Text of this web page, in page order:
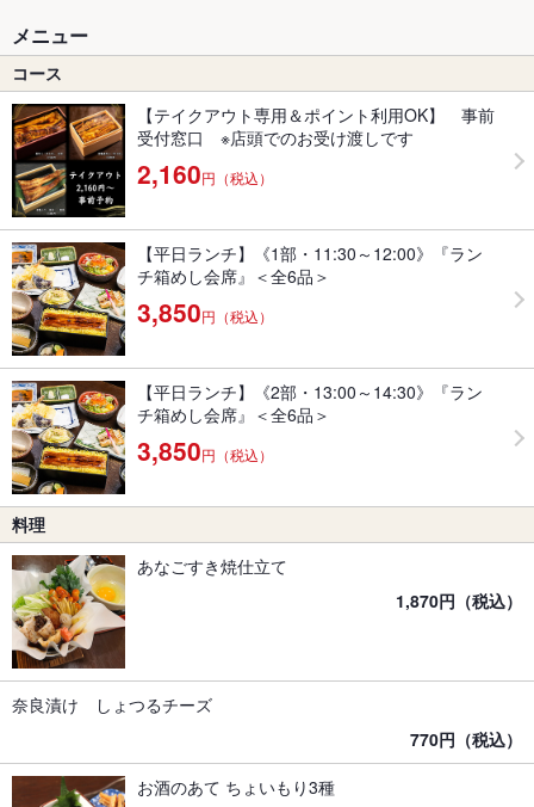
メニュー
コース
【テイクアウト専用＆ポイント利用OK】 事前
受付窓口 ※店頭でのお受け渡しです
2,160円（税込）
【平日ランチ】《1部・11:30～12:00》『ラン
チ箱めし会席』＜全6品＞
3,850円（税込）
【平日ランチ】《2部・13:00～14:30》『ラン
チ箱めし会席』＜全6品＞
3,850円（税込）
料理
あなごすき焼仕立て
1,870円（税込）
奈良漬け しょつるチーズ
770円（税込）
お酒のあて ちょいもり3種